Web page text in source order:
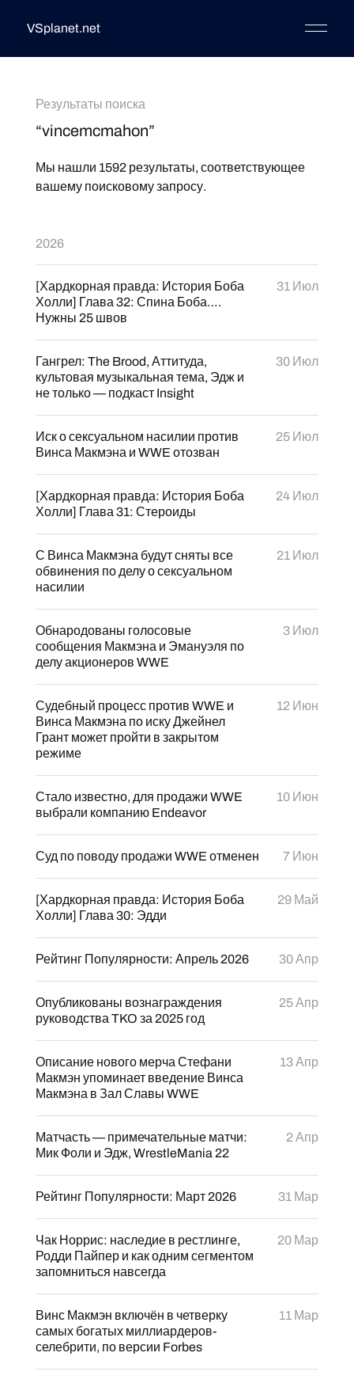
VSplanet.net
Результаты поиска
“vincemcmahon”
Мы нашли 1592 результаты, соответствующее
вашему поисковому запросу.
2026
[Хардкорная правда: История Боба
Холли] Глава 32: Спина Боба….
Нужны 25 швов
31 Июл
Гангрел: The Brood, Аттитуда,
культовая музыкальная тема, Эдж и
не только — подкаст Insight
30 Июл
Иск о сексуальном насилии против
Винса Макмэна и WWE отозван
25 Июл
[Хардкорная правда: История Боба
Холли] Глава 31: Стероиды
24 Июл
С Винса Макмэна будут сняты все
обвинения по делу о сексуальном
насилии
21 Июл
Обнародованы голосовые
сообщения Макмэна и Эмануэля по
делу акционеров WWE
3 Июл
Судебный процесс против WWE и
Винса Макмэна по иску Джейнел
Грант может пройти в закрытом
режиме
12 Июн
Стало известно, для продажи WWE
выбрали компанию Endeavor
10 Июн
Суд по поводу продажи WWE отменен 7 Июн
[Хардкорная правда: История Боба
Холли] Глава 30: Эдди
29 Май
Рейтинг Популярности: Апрель 2026 30 Апр
Опубликованы вознаграждения
руководства TKO за 2025 год
25 Апр
Описание нового мерча Стефани
Макмэн упоминает введение Винса
Макмэна в Зал Славы WWE
13 Апр
Матчасть — примечательные матчи:
Мик Фоли и Эдж, WrestleMania 22
2 Апр
Рейтинг Популярности: Март 2026 31 Мар
Чак Норрис: наследие в рестлинге,
Родди Пайпер и как одним сегментом
запомниться навсегда
20 Мар
Винс Макмэн включён в четверку
самых богатых миллиардеров-
селебрити, по версии Forbes
11 Мар